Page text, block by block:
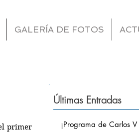
GALERÍA DE FOTOS
primer
¡Programa de Carlos
Últimas Entradas